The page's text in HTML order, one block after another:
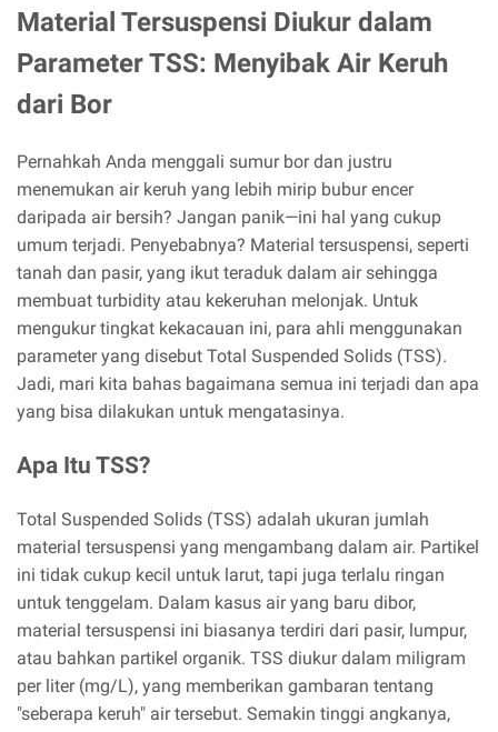
Material Tersuspensi Diukur dalam
Parameter TSS: Menyibak Air Keruh
dari Bor
Pernahkah Anda menggali sumur bor dan justru
menemukan air keruh yang lebih mirip bubur encer
daripada air bersih? Jangan panik—ini hal yang cukup
umum terjadi. Penyebabnya? Material tersuspensi, seperti
tanah dan pasir, yang ikut teraduk dalam air sehingga
membuat turbidity atau kekeruhan melonjak. Untuk
mengukur tingkat kekacauan ini, para ahli menggunakan
parameter yang disebut Total Suspended Solids (TSS).
Jadi, mari kita bahas bagaimana semua ini terjadi dan apa
yang bisa dilakukan untuk mengatasinya.
Apa Itu TSS?
Total Suspended Solids (TSS) adalah ukuran jumlah
material tersuspensi yang mengambang dalam air. Partikel
ini tidak cukup kecil untuk larut, tapi juga terlalu ringan
untuk tenggelam. Dalam kasus air yang baru dibor,
material tersuspensi ini biasanya terdiri dari pasir, lumpur,
atau bahkan partikel organik. TSS diukur dalam miligram
per liter (mg/L), yang memberikan gambaran tentang
"seberapa keruh" air tersebut. Semakin tinggi angkanya,